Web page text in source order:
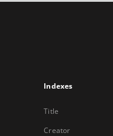
Indexes
Title
Creator